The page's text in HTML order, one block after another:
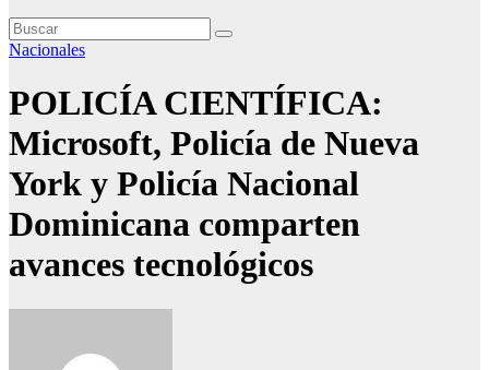
Nacionales
POLICÍA CIENTÍFICA:
Microsoft, Policía de Nueva
York y Policía Nacional
Dominicana comparten
avances tecnológicos